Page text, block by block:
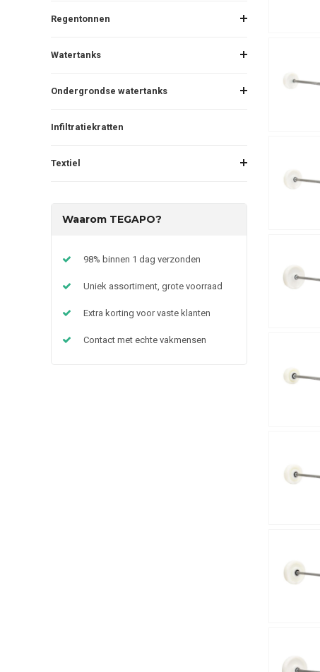
Regentonnen
Watertanks
Ondergrondse watertanks
Infiltratiekratten
Textiel
Waarom TEGAPO?
98% binnen 1 dag verzonden
Uniek assortiment, grote voorraad
Extra korting voor vaste klanten
Contact met echte vakmensen